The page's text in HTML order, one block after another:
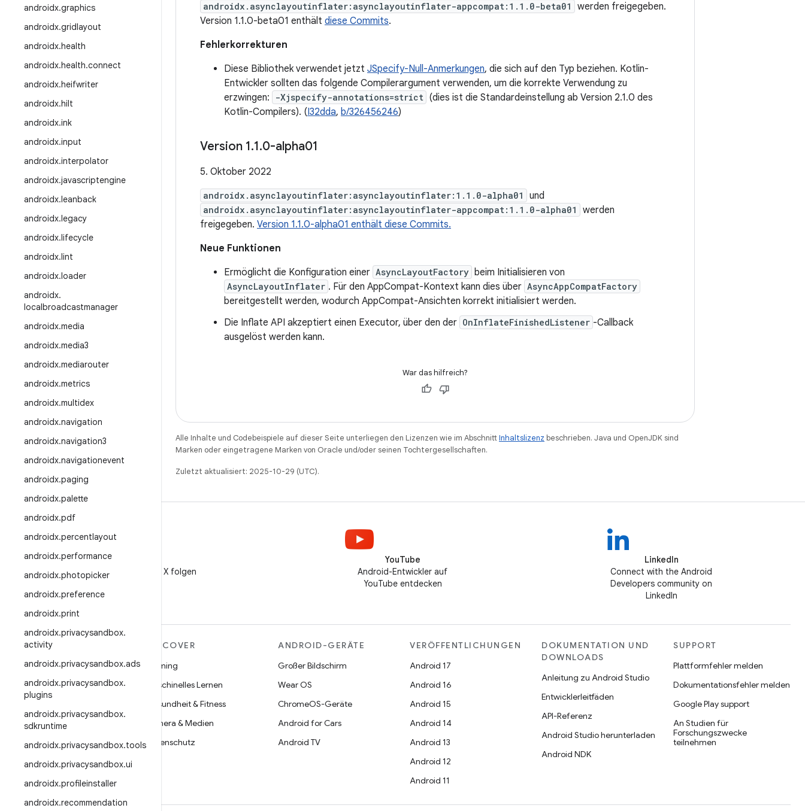
androidx.graphics
androidx.gridlayout
androidx.health
androidx.health.connect
androidx.heifwriter
androidx.hilt
androidx.ink
androidx.input
androidx.interpolator
androidx.javascriptengine
androidx.leanback
androidx.legacy
androidx.lifecycle
androidx.lint
androidx.loader
androidx.
localbroadcastmanager
androidx.media
androidx.media3
androidx.mediarouter
androidx.metrics
androidx.multidex
androidx.navigation
androidx.navigation3
androidx.navigationevent
androidx.paging
androidx.palette
androidx.pdf
androidx.percentlayout
androidx.performance
androidx.photopicker
androidx.preference
androidx.print
androidx.privacysandbox.
activity
androidx.privacysandbox.ads
androidx.privacysandbox.
plugins
androidx.privacysandbox.
sdkruntime
androidx.privacysandbox.tools
androidx.privacysandbox.ui
androidx.profileinstaller
androidx.recommendation
androidx.asynclayoutinflater:asynclayoutinflater-appcompat:1.1.0-beta01
werden freigegeben.
Version 1.1.0-beta01 enthält diese Commits.
Fehlerkorrekturen
Diese Bibliothek verwendet jetzt JSpecify-Null-Anmerkungen, die sich auf den Typ beziehen. Kotlin-
Entwickler sollten das folgende Compilerargument verwenden, um die korrekte Verwendung zu
erzwingen:
-Xjspecify-annotations=strict (dies ist die Standardeinstellung ab Version 2.1.0 des
Kotlin-Compilers). (I32dda, b/326456246)
Version 1.1.0-alpha01
5. Oktober 2022
androidx.asynclayoutinflater:asynclayoutinflater:1.1.0-alpha01 und
androidx.asynclayoutinflater:asynclayoutinflater-appcompat:1.1.0-alpha01
werden
freigegeben. Version 1.1.0-alpha01 enthält diese Commits.
Neue Funktionen
Ermöglicht die Konfiguration einer AsyncLayoutFactory beim Initialisieren von
AsyncLayoutInflater . Für den AppCompat-Kontext kann dies über AsyncAppCompatFactory
bereitgestellt werden, wodurch AppCompat-Ansichten korrekt initialisiert werden.
Die Inflate API akzeptiert einen Executor, über den der OnInflateFinishedListener -Callback
ausgelöst werden kann.
War das hilfreich?
Alle Inhalte und Codebeispiele auf dieser Seite unterliegen den Lizenzen wie im AbschnittInhaltslizenz beschrieben. Java und OpenJDK sind
Marken oder eingetragene Marken von Oracle und/oder seinen Tochtergesellschaften.
Zuletzt aktualisiert: 2025-10-29 (UTC).
@AndroidDev auf X folgen
YouTube
Android-Entwickler auf
YouTube entdecken
LinkedIn
Connect with the Android
Developers community on
LinkedIn
MEHR ZU ANDROID
Android
Android für Unternehmen
Open Source
Neuigkeiten
Blog
Podcasts
DISCOVER
Gaming
Maschinelles Lernen
Gesundheit & Fitness
Kamera & Medien
Datenschutz
ANDROID-GERÄTE
Großer Bildschirm
Wear OS
ChromeOS-Geräte
Android for Cars
Android TV
VERÖFFENTLICHUNGEN
Android 17
Android 16
Android 15
Android 14
Android 13
Android 12
Android 11
DOKUMENTATION UND
DOWNLOADS
Anleitung zu Android Studio
Entwicklerleitfäden
API-Referenz
Android Studio herunterladen
Android NDK
SUPPORT
Plattformfehler melden
Dokumentationsfehler melden
Google Play support
An Studien für
Forschungszwecke
teilnehmen